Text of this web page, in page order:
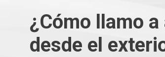
¿Cómo llamo
desde el